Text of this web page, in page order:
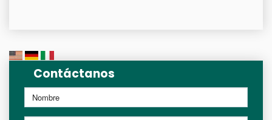
Contáctanos